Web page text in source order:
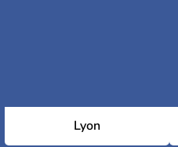
Lyon